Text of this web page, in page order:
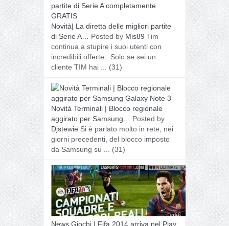
Novità| La diretta delle migliori partite
di Serie A…
Posted by Mis89 Tim
continua a stupire i suoi utenti con
incredibili offerte.. Solo se sei un
cliente TIM hai ...
(31)
Novità Terminali | Blocco regionale
aggirato per Samsung…
Posted by
Djstewie Si è parlato molto in rete, nei
giorni precedenti, del blocco imposto
da Samsung su ...
(31)
News Giochi | Fifa 2014 arriva nel Play